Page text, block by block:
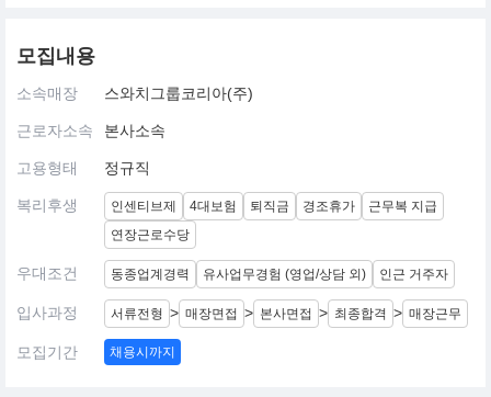
모집내용
소속매장 스와치그룹코리아(주)
근로자소속 본사소속
고용형태 정규직
복리후생 인센티브제 4대보험 퇴직금 경조휴가
근무복 지급
연장근로수당
우대조건 동종업계경력 유사업무경험 (영업/상담 외) 인근 거주자
입사과정 서류전형 > 매장면접 > 본사면접 > 최종합격 > 매장근무
모집기간 채용시까지